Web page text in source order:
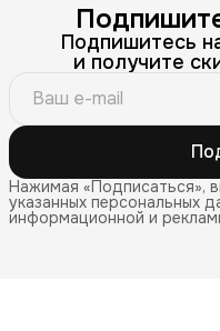
Подпишитесь
и получите
Нажимая «Подписаться»,
указанных персональных
информационной и